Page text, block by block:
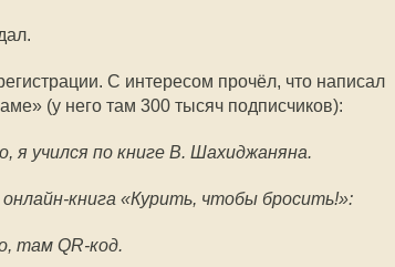
С интересом прочёл, что написал
(у него там 300 тысяч подписчиков):
я учился по книге В. Шахиджаняна.
книга «Курить, чтобы бросить!»:
там QR-код.